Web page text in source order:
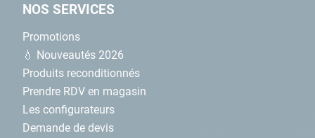
NOS SERVICES
Promotions
💧 Nouveautés 2026
Produits reconditionnés
Prendre RDV en magasin
Les configurateurs
Demande de devis